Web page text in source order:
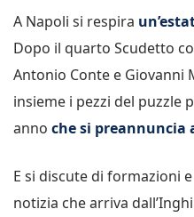
A Napoli si respira
Dopo il quarto Scudetto
Antonio Conte e Giovanni
insieme i pezzi del puzzle
anno che si preannuncia
E si discute di formazioni e
notizia che arriva